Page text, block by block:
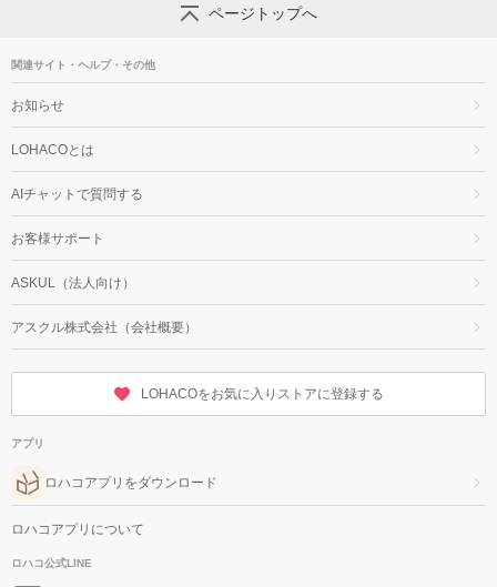
ページトップへ
関連サイト・ヘルプ・その他
お知らせ
LOHACOとは
AIチャットで質問する
お客様サポート
ASKUL（法人向け）
アスクル株式会社（会社概要）
LOHACOをお気に入りストアに登録する
アプリ
ロハコアプリをダウンロード
ロハコアプリについて
ロハコ公式LINE